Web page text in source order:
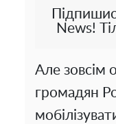
News!
Але зовсім
громадян